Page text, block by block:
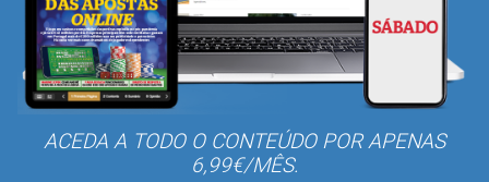
ACEDA A TODO O CONTEÚDO POR APENAS
6,99€/MÊS.